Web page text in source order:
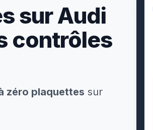
sur Audi
contrôles
zéro plaquettes sur